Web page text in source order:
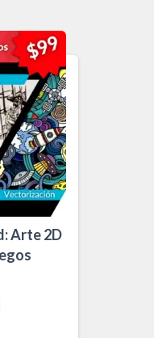
Arte 2D